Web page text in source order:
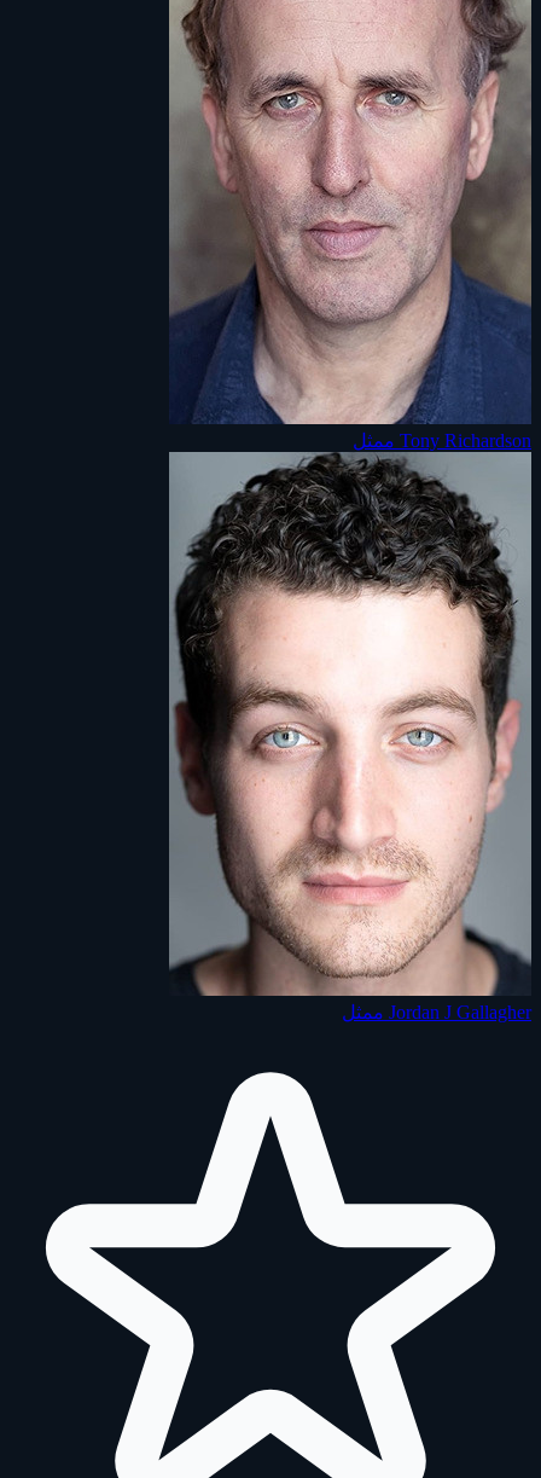
Tony Richardson ممثل
Jordan J Gallagher ممثل